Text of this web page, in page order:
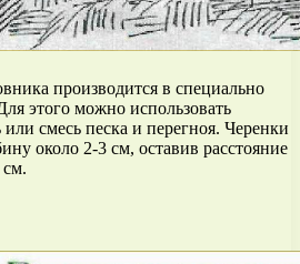
производится в специально
этого можно использовать
смесь песка и перегноя. Черенки
около 2-3 см, оставив расстояние